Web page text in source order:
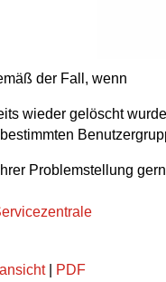
der Fall, wenn
wieder gelöscht wurde
Problemstellung
| PDF